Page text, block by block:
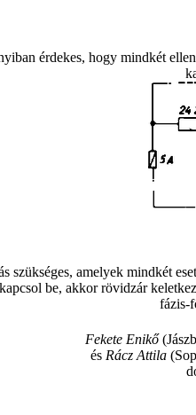
érdekes, hogy mindkét
szükséges, amelyek mindkét
be, akkor rövidzár
Fekete Enikő
és Rácz Attila